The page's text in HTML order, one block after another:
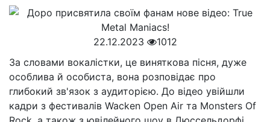
22.12.2023
1012
За словами вокалістки, це виняткова пісня, дуже
особлива й особиста, вона розповідає про
глибокий зв'язок з аудиторією. До відео увійшли
кадри з фестивалів Wacken Open Air та Monsters Of